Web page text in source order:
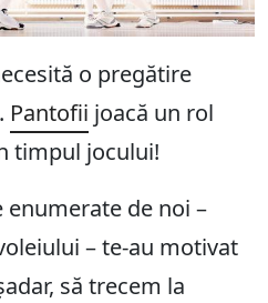
o pregătire
Pantofii joacă un rol
timpul jocului!
enumerate de noi –
– te-au motivat
să trecem la